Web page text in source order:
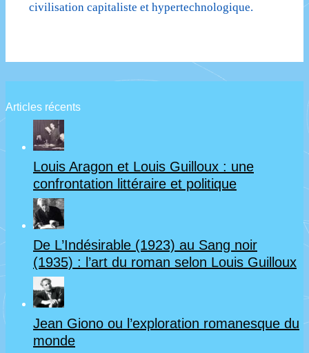
civilisation capitaliste et hypertechnologique.
Articles récents
Louis Aragon et Louis Guilloux : une
confrontation littéraire et politique
De L’Indésirable (1923) au Sang noir
(1935) : l’art du roman selon Louis Guilloux
Jean Giono ou l’exploration romanesque du
monde